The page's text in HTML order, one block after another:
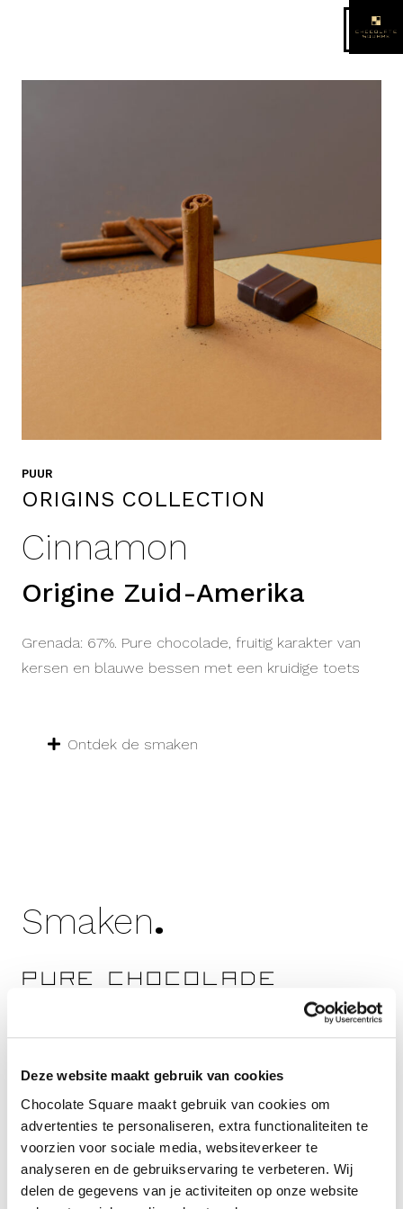
Deze website maakt gebruik van cookies
Chocolate Square maakt gebruik van cookies om
advertenties te personaliseren, extra functionaliteiten te
voorzien voor sociale media, websiteverkeer te
analyseren en de gebruikservaring te verbeteren. Wij
delen de gegevens van je activiteiten op onze website
PUUR
ORIGINS COLLECTION
Cinnamon
Origine Zuid-Amerika
Grenada: 67%. Pure chocolade, fruitig karakter van
kersen en blauwe bessen met een kruidige toets
Ontdek de smaken
Smaken.
pure chocolade
ganache van grenada
origine
kaneel
een laagje van appel